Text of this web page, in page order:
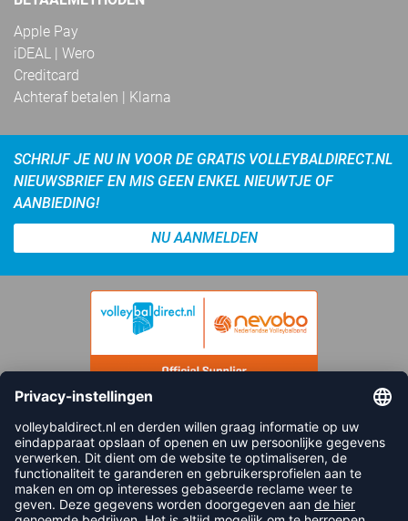
Apple Pay
iDEAL | Wero
Creditcard
Achteraf betalen | Klarna
SCHRIJF JE NU IN VOOR DE GRATIS VOLLEYBALDIRECT.NL
NIEUWSBRIEF EN MIS GEEN ENKEL NIEUWTJE OF
AANBIEDING!
NU AANMELDEN